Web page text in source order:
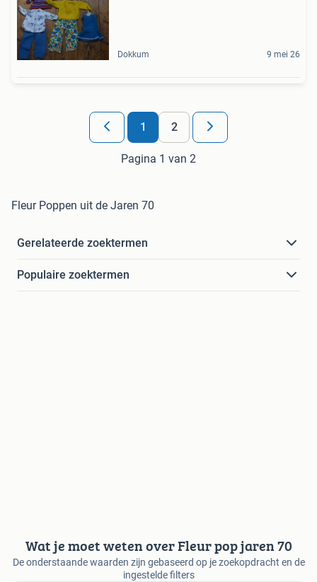
Dokkum 9 mei 26
1 2
Pagina 1 van 2
Fleur Poppen uit de Jaren 70
Gerelateerde zoektermen
Populaire zoektermen
Wat je moet weten over Fleur pop jaren 70
De onderstaande waarden zijn gebaseerd op je zoekopdracht en de
ingestelde filters